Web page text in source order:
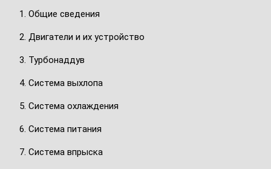
1. Общие сведения
2. Двигатели и их устройство
3. Турбонаддув
4. Система выхлопа
5. Система охлаждения
6. Система питания
7. Система впрыска